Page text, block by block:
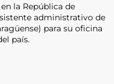
la República de
administrativo de
para su oficina
país.